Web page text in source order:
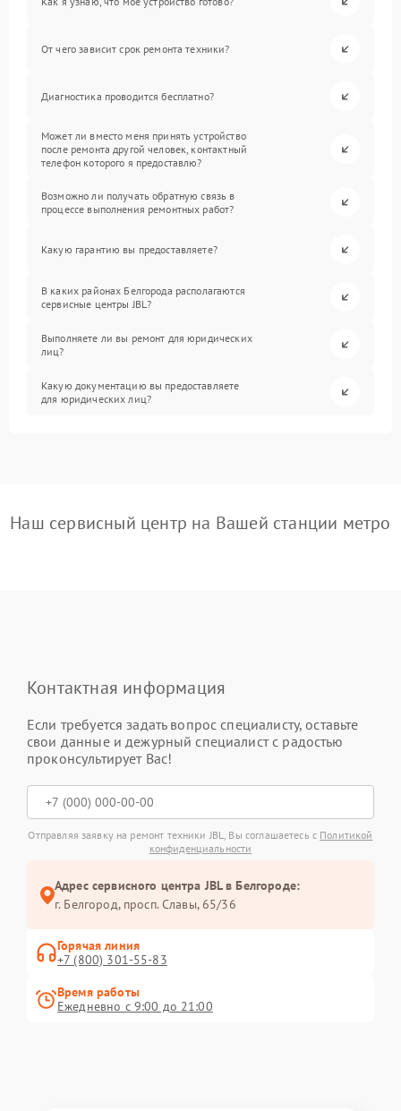
От чего зависит срок ремонта техники?
Диагностика проводится бесплатно?
Может ли вместо меня принять устройство
после ремонта другой человек, контактный
телефон которого я предоставлю?
Возможно ли получать обратную связь в
процессе выполнения ремонтных работ?
Какую гарантию вы предоставляете?
В каких районах Белгорода располагаются
сервисные центры JBL?
Выполняете ли вы ремонт для юридических
лиц?
Какую документацию вы предоставляете
для юридических лиц?
Наш сервисный центр на Вашей станции метро
Контактная информация
Если требуется задать вопрос специалисту, оставьте
свои данные и дежурный специалист с радостью
проконсультирует Вас!
Отправляя заявку на ремонт техники JBL, Вы соглашаетесь с Политикой
конфиденциальности
Адрес сервисного центра JBL в Белгороде:
г. Белгород, просп. Славы, 65/36
Горячая линия
+7 (800) 301-55-83
Время работы
Ежедневно с 9:00 до 21:00